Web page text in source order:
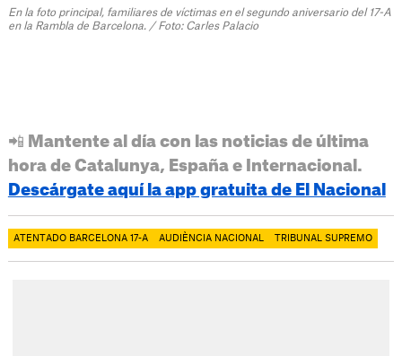
En la foto principal, familiares de víctimas en el segundo aniversario del 17-A
en la Rambla de Barcelona. / Foto: Carles Palacio
📲 Mantente al día con las noticias de última
hora de Catalunya, España e Internacional.
Descárgate aquí la app gratuita de El Nacional
ATENTADO BARCELONA 17-A AUDIÈNCIA NACIONAL TRIBUNAL SUPREMO